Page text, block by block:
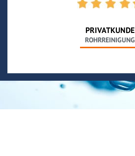
PRIVATKUNDE
ROHRREINIGUNG